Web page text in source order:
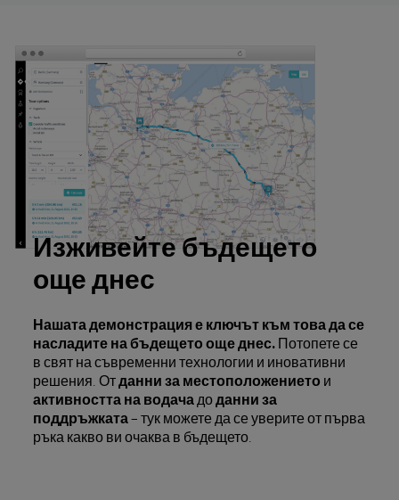
Изживейте бъдещето
още днес
Нашата демонстрация е ключът към това да се
насладите на бъдещето още днес.Потопете се
в свят на съвременни технологии и иновативни
решения. Отданни за местоположението и
активността на водачадоданни за
поддръжката– тук можете да се уверите от първа
ръка какво ви очаква в бъдещето.